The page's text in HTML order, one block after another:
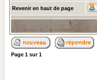
Revenir en haut de page
Page 1 sur1